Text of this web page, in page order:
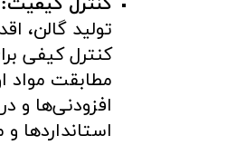
تولید گالن،
کنترل کیفی
مطابقت مواد
افزودنی‌ها و